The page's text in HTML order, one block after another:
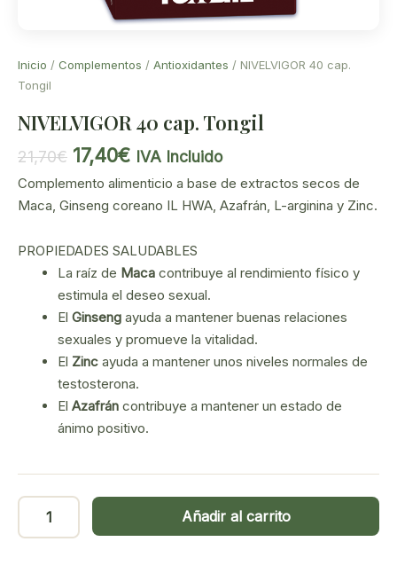
Inicio / Complementos / Antioxidantes / NIVELVIGOR 40 cap.
Tongil
NIVELVIGOR 40 cap. Tongil
21,70€ El
precio
original
era:
17,40€El
precio
actual
es:
IVA Incluido
Complemento alimenticio a base de extractos secos de
Maca, Ginseng coreano IL HWA, Azafrán, L-arginina y Zinc.
PROPIEDADES SALUDABLES
La raíz de Maca contribuye al rendimiento físico y
estimula el deseo sexual.
El Ginseng ayuda a mantener buenas relaciones
sexuales y promueve la vitalidad.
El Zinc ayuda a mantener unos niveles normales de
testosterona.
El Azafrán contribuye a mantener un estado de
ánimo positivo.
NIVELVIGOR
Añadir al carrito